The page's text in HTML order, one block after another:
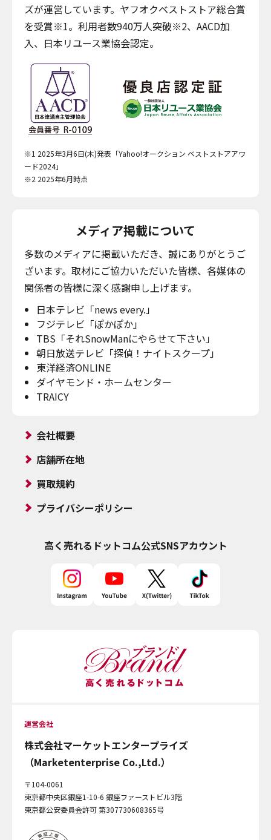
ズが運営しています。ヤフオクベストストア総合賞
を受賞※1。利用者数940万人突破※2、AACD加
入、日本リユース業協会認定。
※1 2025年3月6日(木)発表「Yahoo!オークション ベストストアアワ
ード2024」
※2 2025年6月時点
メディア掲載について
多数のメディアに掲載いただき、誠にありがとうご
ざいます。取材にご協力いただいた皆様、各媒体の
関係者の皆様に深く感謝申し上げます。
日本テレビ「news every.」
フジテレビ「ぽかぽか」
TBS「それSnowManにやらせて下さい」
朝日放送テレビ「探偵！ナイトスクープ」
東洋経済ONLINE
ダイヤモンド・ホームセンター
TRAICY
会社概要
店舗所在地
買取規約
プライバシーポリシー
高く売れるドットコム公式SNSアカウント
運営会社
株式会社マーケットエンタープライズ
（Marketenterprise Co.,Ltd.）
〒104-0061
東京都中央区銀座1-10-6 銀座ファーストビル3階
東京都公安委員会許可 第307730608365号